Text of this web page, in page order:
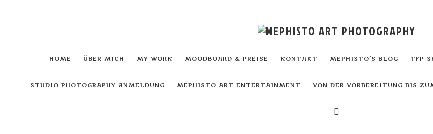
HOME ÜBER MICH MY WORK MOODBOARD & PREISE KONTAKT MEPHISTO´S BLOG TFP
STUDIO PHOTOGRAPHY ANMELDUNG MEPHISTO ART ENTERTAINMENT VON DER VORBEREITUNG BIS